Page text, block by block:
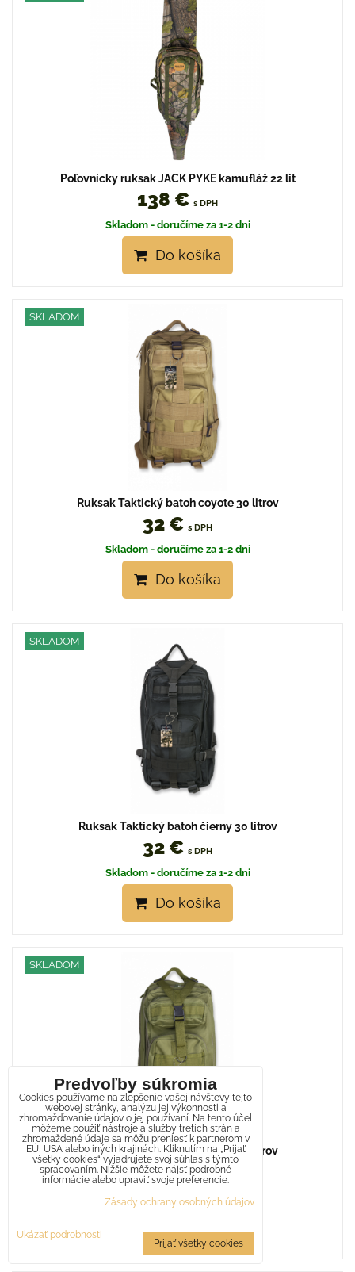
Poľovnícky ruksak JACK PYKE kamufláž 22 lit
138 € s DPH
Skladom - doručíme za 1-2 dni
Do košíka
SKLADOM
Ruksak Taktický batoh coyote 30 litrov
32 € s DPH
Skladom - doručíme za 1-2 dni
Do košíka
SKLADOM
Ruksak Taktický batoh čierny 30 litrov
32 € s DPH
Skladom - doručíme za 1-2 dni
Do košíka
SKLADOM
Ruksak Taktický batoh zelený 30 litrov
32 €s DPH
Skladom - doručíme za 1-2 dni
Predvoľby súkromia
Cookies používame na zlepšenie vašej návštevy tejto
webovej stránky, analýzu jej výkonnosti a
zhromažďovanie údajov o jej používaní. Na tento účel
môžeme použiť nástroje a služby tretích strán a
zhromaždené údaje sa môžu preniesť k partnerom v
EÚ, USA alebo iných krajinách. Kliknutím na „Prijať
všetky cookies“ vyjadrujete svoj súhlas s týmto
spracovaním. Nižšie môžete nájsť podrobné
informácie alebo upraviť svoje preferencie.
Zásady ochrany osobných údajov
Ukázať podrobnosti
Prijať všetky cookies